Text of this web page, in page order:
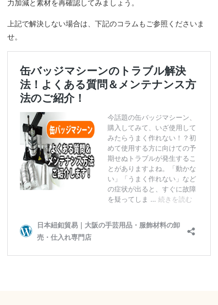
力加減と素材を再確認してみましょう。
上記で解決しない場合は、下記のコラムもご参照くださいま
せ。